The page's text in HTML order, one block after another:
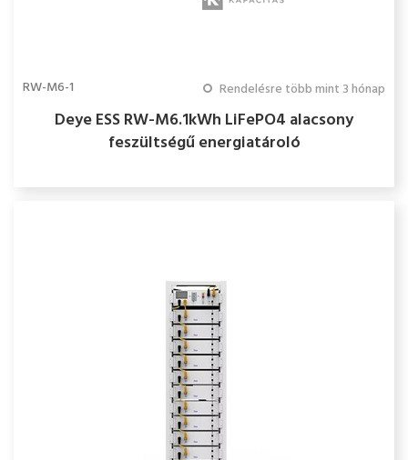
RW-M6-1 Rendelésre több mint 3 hónap
Deye ESS RW-M6.1kWh LiFePO4 alacsony
feszültségű energiatároló